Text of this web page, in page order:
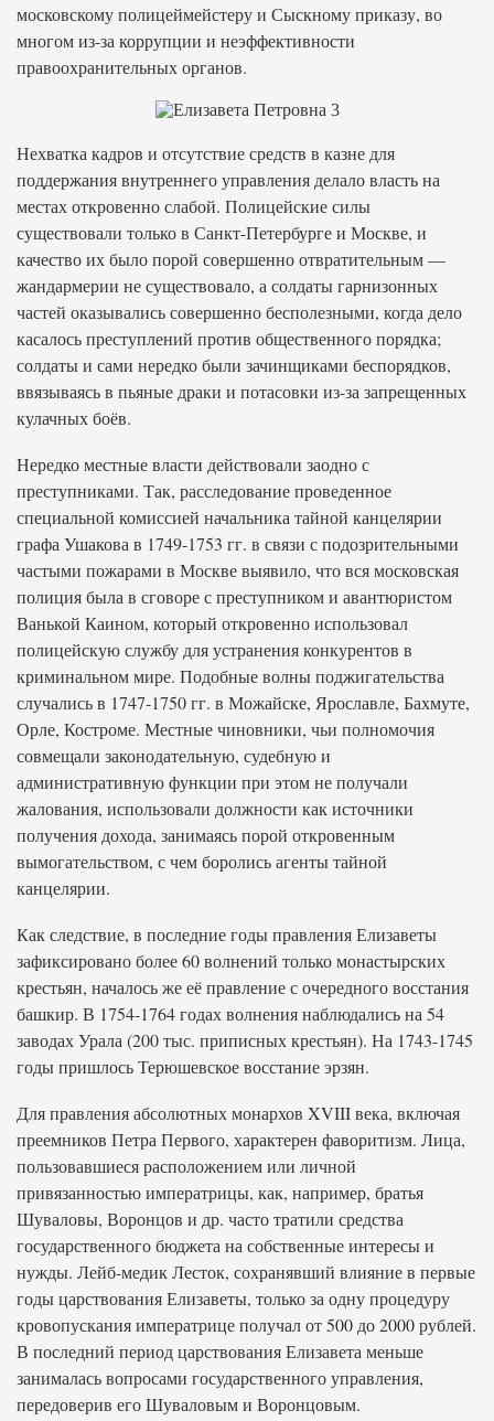
московскому полицеймейстеру и Сыскному приказу, во
многом из-за коррупции и неэффективности
правоохранительных органов.
Нехватка кадров и отсутствие средств в казне для
поддержания внутреннего управления делало власть на
местах откровенно слабой. Полицейские силы
существовали только в Санкт-Петербурге и Москве, и
качество их было порой совершенно отвратительным —
жандармерии не существовало, а солдаты гарнизонных
частей оказывались совершенно бесполезными, когда дело
касалось преступлений против общественного порядка;
солдаты и сами нередко были зачинщиками беспорядков,
ввязываясь в пьяные драки и потасовки из-за запрещенных
кулачных боёв.
Нередко местные власти действовали заодно с
преступниками. Так, расследование проведенное
специальной комиссией начальника тайной канцелярии
графа Ушакова в 1749-1753 гг. в связи с подозрительными
частыми пожарами в Москве выявило, что вся московская
полиция была в сговоре с преступником и авантюристом
Ванькой Каином, который откровенно использовал
полицейскую службу для устранения конкурентов в
криминальном мире. Подобные волны поджигательства
случались в 1747-1750 гг. в Можайске, Ярославле, Бахмуте,
Орле, Костроме. Местные чиновники, чьи полномочия
совмещали законодательную, судебную и
административную функции при этом не получали
жалования, использовали должности как источники
получения дохода, занимаясь порой откровенным
вымогательством, с чем боролись агенты тайной
канцелярии.
Как следствие, в последние годы правления Елизаветы
зафиксировано более 60 волнений только монастырских
крестьян, началось же её правление с очередного восстания
башкир. В 1754-1764 годах волнения наблюдались на 54
заводах Урала (200 тыс. приписных крестьян). На 1743-1745
годы пришлось Терюшевское восстание эрзян.
Для правления абсолютных монархов XVIII века, включая
преемников Петра Первого, характерен фаворитизм. Лица,
пользовавшиеся расположением или личной
привязанностью императрицы, как, например, братья
Шуваловы, Воронцов и др. часто тратили средства
государственного бюджета на собственные интересы и
нужды. Лейб-медик Лесток, сохранявший влияние в первые
годы царствования Елизаветы, только за одну процедуру
кровопускания императрице получал от 500 до 2000 рублей.
В последний период царствования Елизавета меньше
занималась вопросами государственного управления,
передоверив его Шуваловым и Воронцовым.